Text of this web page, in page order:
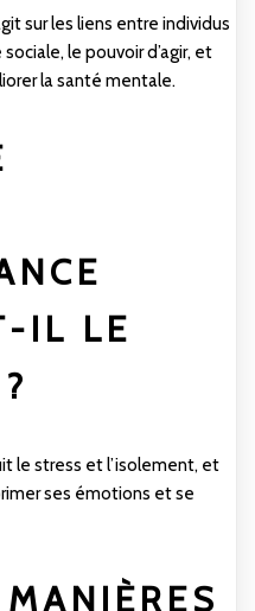
sur les liens entre individus
le pouvoir d’agir, et
la santé mentale.
IL LE
le stress et l’isolement, et
ses émotions et se